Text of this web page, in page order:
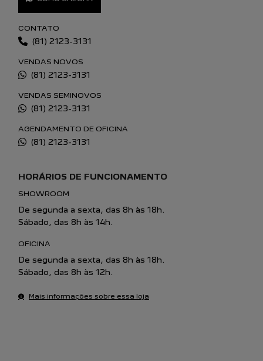
CONTATO
(81) 2123-3131
VENDAS NOVOS
(81) 2123-3131
VENDAS SEMINOVOS
(81) 2123-3131
AGENDAMENTO DE OFICINA
(81) 2123-3131
HORÁRIOS DE FUNCIONAMENTO
SHOWROOM
De segunda a sexta, das 8h às 18h.
Sábado, das 8h às 14h.
OFICINA
De segunda a sexta, das 8h às 18h.
Sábado, das 8h às 12h.
Mais informações sobre essa loja